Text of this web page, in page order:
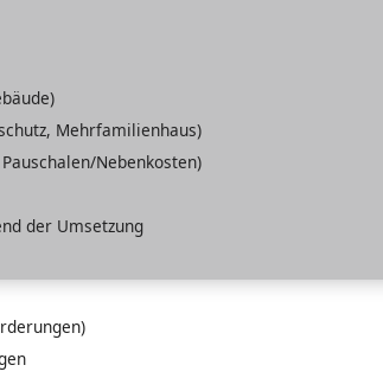
Mehrfamilienhaus)
Nebenkosten)
der Umsetzung